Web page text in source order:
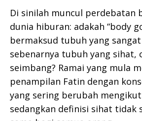
Di sinilah muncul perdebatan
dunia hiburan: adakah “body
bermaksud tubuh yang
sebenarnya tubuh yang sihat,
seimbang? Ramai yang mula
penampilan Fatin dengan
yang sering berubah
sedangkan definisi sihat tidak